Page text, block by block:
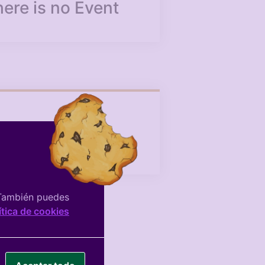
is no Event
Facebook De La
Asociación
puedes
de cookies